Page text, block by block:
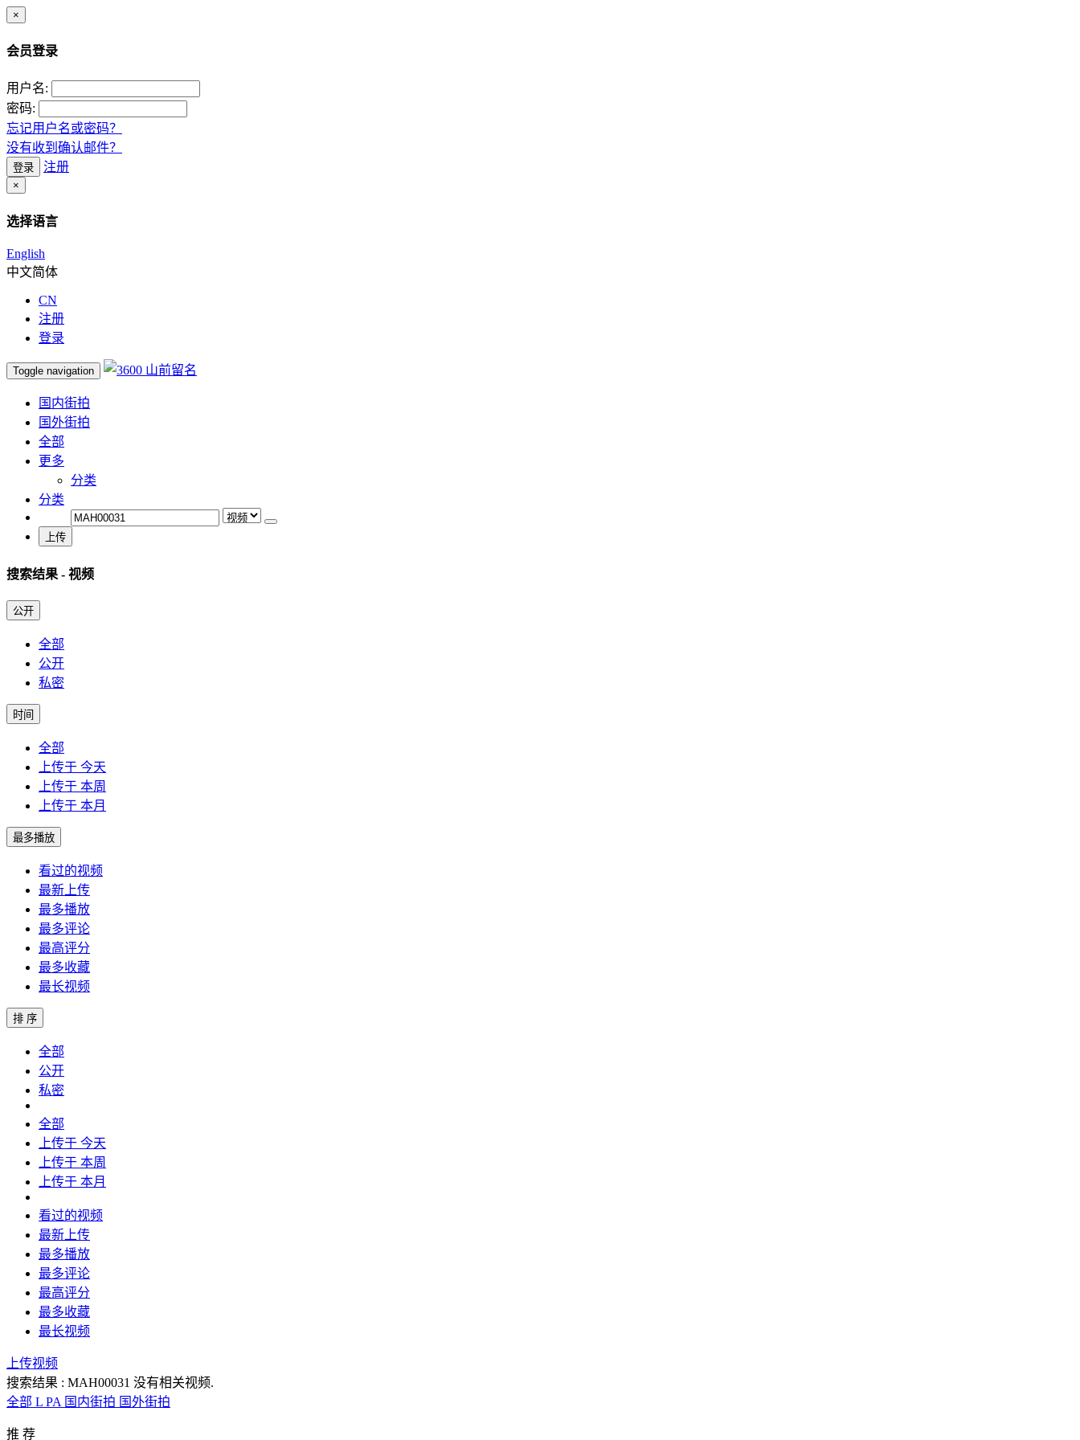
×
会员登录
用户名:
密码:
忘记用户名或密码？
没有收到确认邮件？
登录 注册
×
选择语言
English
中文简体
CN
注册
登录
Toggle navigation
国内街拍
国外街拍
全部
更多
分类
分类
上传
搜索结果 - 视频
公开
全部
公开
私密
时间
全部
上传于 今天
上传于 本周
上传于 本月
最多播放
看过的视频
最新上传
最多播放
最多评论
最高评分
最多收藏
最长视频
排 序
全部
公开
私密
全部
上传于 今天
上传于 本周
上传于 本月
看过的视频
最新上传
最多播放
最多评论
最高评分
最多收藏
最长视频
上传视频
搜索结果 : MAH00031 没有相关视频.
全部 L PA 国内街拍 国外街拍
推 荐